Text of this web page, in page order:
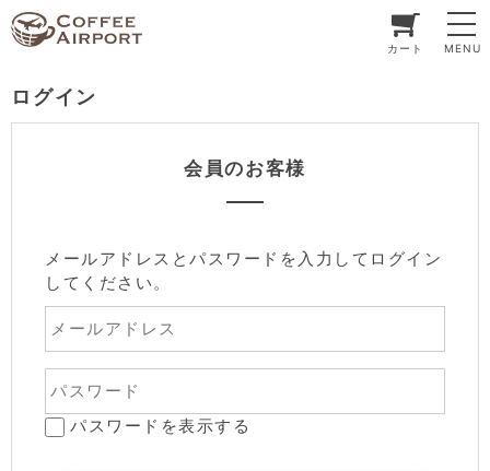
カート MENU
ログイン
会員のお客様
メールアドレスとパスワードを入力してログイン
してください。
パスワードを表示する